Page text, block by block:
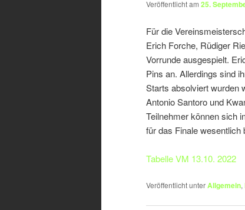
Veröffentlicht am 25.
Für die
Erich Forche, Rüdiger
Vorrunde ausgespielt.
Pins an. Allerdings sind
Starts absolviert wurden
Antonio Santoro und
Teilnehmer können sich
für das Finale wesentlich
Tabelle VM 13.10. 2022
Veröffentlicht unterAllgemein,